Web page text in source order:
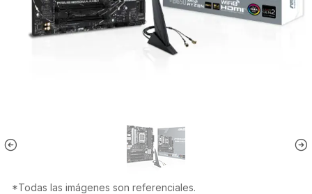
*Todas las imágenes son referenciales.